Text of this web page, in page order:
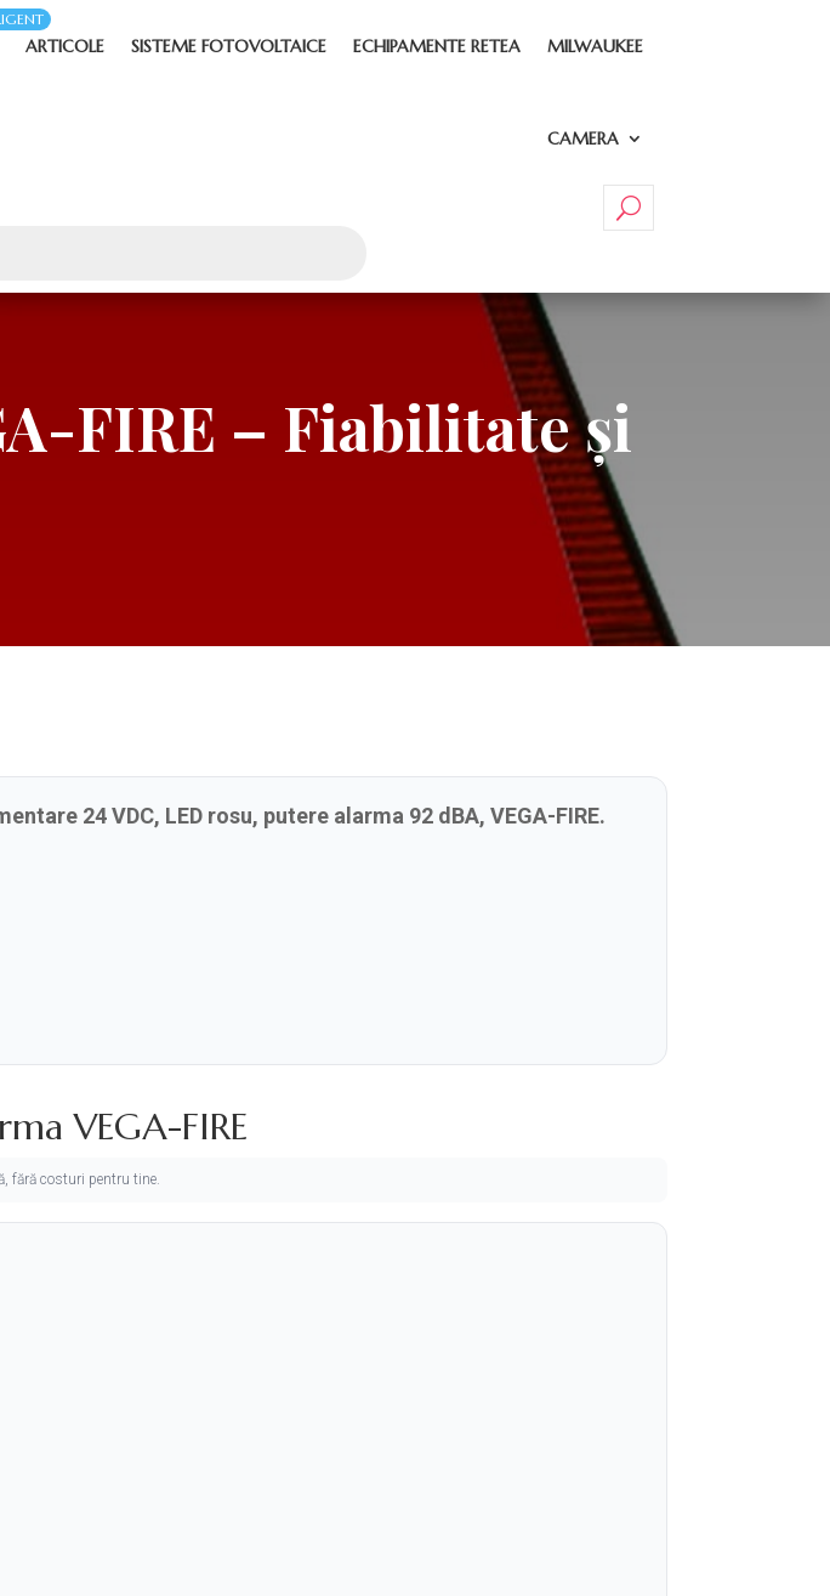
ARTICOLE SISTEME FOTOVOLTAICE ECHIPAMENTE RETEA MILWAUKEE
CAMERA
FIRE – Fiabilitate și
24 VDC, LED rosu, putere alarma 92 dBA, VEGA-FIRE.
VEGA-FIRE
fără costuri pentru tine.